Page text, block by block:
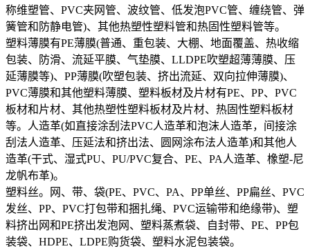
称维塑管、PVC夹网管、波纹管、低发泡PVC管、缠绕管、弹
簧管和防静电管)、其他热塑性塑料管和热固性塑料管等。
塑料薄膜有PE薄膜(普通、重包装、大棚、地面覆盖、热收缩
包装、防滑、流延平膜、气垫膜、LLDPE吹塑超薄薄膜、压
延薄膜等)、PP薄膜(吹塑包装、挤出流延、双向拉伸薄膜)、
PVC薄膜和其他塑料薄膜、塑料板材及片材有PE、PP、PVC
板材和片材、其他热塑性塑料板材及片材、热固性塑料板材
等。人造革(如直接涂刮法PVC人造革和泡沫人造革，间接涂
刮法人造革、压延法和挤出法、圆网涂布法人造革)和其他人
造革(干式、湿式PU、PU/PVC复合、PE、PA人造革、橡塑-尼
龙帆布革)。
塑料丝。网、带、袋(PE、PVC、PA、PP单丝、PP扁丝、PVC
发丝、PP、PVC打包带和捆扎绳、PVC运输带和绝缘带)、塑
料挤出网和PE挤出发泡网、塑料蒸煮袋、自封带、PE、PP包
装袋、HDPE、LDPE购货袋、塑料水泥包装袋。